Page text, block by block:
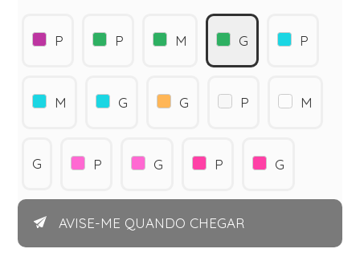
P P M G P
M G G P M
G P G P G
AVISE-ME QUANDO CHEGAR